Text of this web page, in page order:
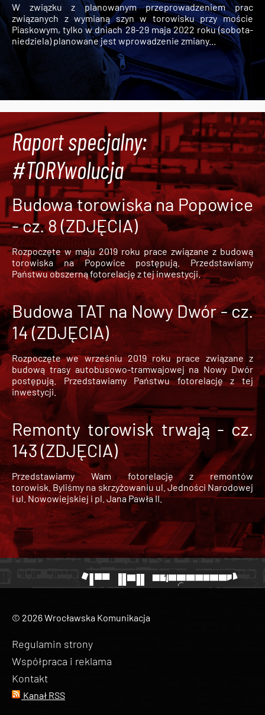
W związku z planowanym przeprowadzeniem prac
związanych z wymianą szyn w torowisku przy moście
Piaskowym, tylko w dniach 28-29 maja 2022 roku (sobota-
niedziela) planowane jest wprowadzenie zmiany...
Raport specjalny:
#TORYwolucja
Budowa torowiska na Popowice
- cz. 8 (ZDJĘCIA)
Rozpoczęte w maju 2019 roku prace związane z budową
torowiska na Popowice
postępują. Przedstawiamy
Państwu obszerną fotorelację z tej inwestycji.
Budowa TAT na Nowy Dwór - cz.
14 (ZDJĘCIA)
Rozpoczęte we wrześniu 2019 roku prace związane z
budową trasy autobusowo-tramwajowej na Nowy Dwór
postępują. Przedstawiamy Państwu fotorelację z tej
inwestycji.
Remonty torowisk trwają - cz.
143 (ZDJĘCIA)
Przedstawiamy Wam fotorelację z remontów
torowisk. Byliśmy na skrzyżowaniu ul. Jedności Narodowej
i ul. Nowowiejskiej i pl. Jana Pawła II.
© 2026 Wrocławska Komunikacja
Regulamin strony
Współpraca i reklama
Kontakt
Kanał RSS